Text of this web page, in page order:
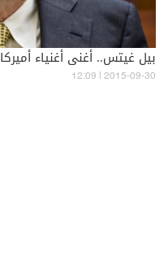
بيل غيتس.. أغنى أغنياء أميركا
12:09 | 2015-09-30